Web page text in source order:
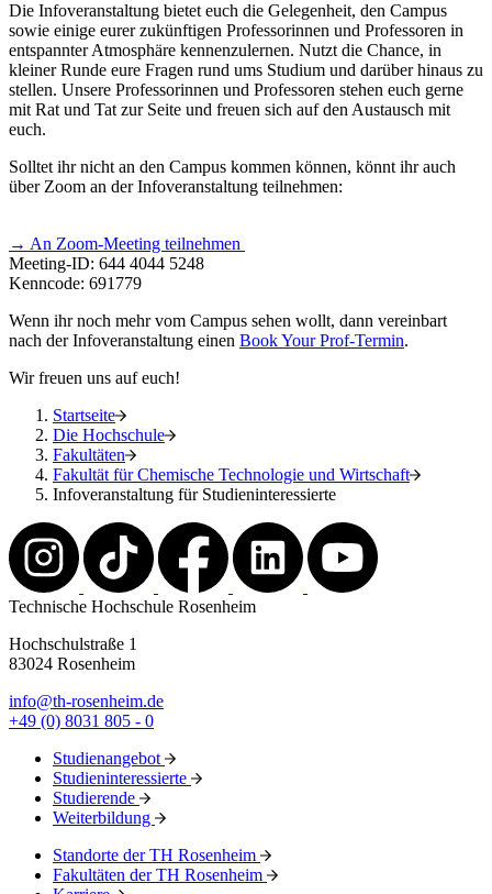
Die Infoveranstaltung bietet euch die Gelegenheit, den Campus
sowie einige eurer zukünftigen Professorinnen und Professoren in
entspannter Atmosphäre kennenzulernen. Nutzt die Chance, in
kleiner Runde eure Fragen rund ums Studium und darüber hinaus zu
stellen. Unsere Professorinnen und Professoren stehen euch gerne
mit Rat und Tat zur Seite und freuen sich auf den Austausch mit
euch.
Solltet ihr nicht an den Campus kommen können, könnt ihr auch
über Zoom an der Infoveranstaltung teilnehmen:
→ An Zoom-Meeting teilnehmen
Meeting-ID: 644 4044 5248
Kenncode: 691779
Wenn ihr noch mehr vom Campus sehen wollt, dann vereinbart
nach der Infoveranstaltung einen Book Your Prof-Termin.
Wir freuen uns auf euch!
Startseite
Die Hochschule
Fakultäten
Fakultät für Chemische Technologie und Wirtschaft
Infoveranstaltung für Studieninteressierte
Technische Hochschule Rosenheim
Hochschulstraße 1
83024 Rosenheim
info@th-rosenheim.de
+49 (0) 8031 805 - 0
Studienangebot
Studieninteressierte
Studierende
Weiterbildung
Standorte der TH Rosenheim
Fakultäten der TH Rosenheim